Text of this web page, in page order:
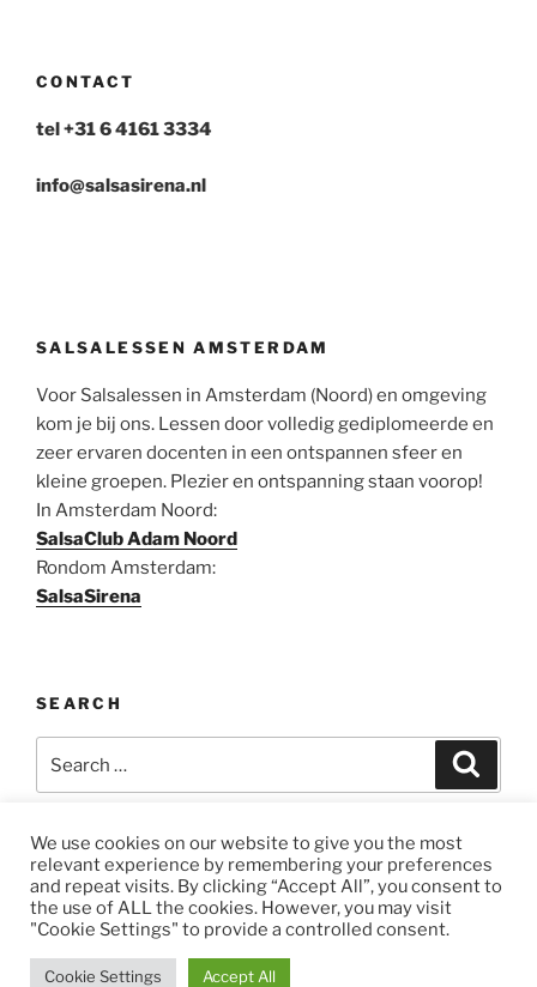
CONTACT
tel +31 6 4161 3334
info@salsasirena.nl
SALSALESSEN AMSTERDAM
Voor Salsalessen in Amsterdam (Noord) en omgeving
kom je bij ons. Lessen door volledig gediplomeerde en
zeer ervaren docenten in een ontspannen sfeer en
kleine groepen. Plezier en ontspanning staan voorop!
In Amsterdam Noord:
SalsaClub Adam Noord
Rondom Amsterdam:
SalsaSirena
SEARCH
for:
FacebookTwitter Email
Je Privacy Proudly powered by WordPress
We use cookies on our website to give you the most
relevant experience by remembering your preferences
and repeat visits. By clicking “Accept All”, you consent to
the use of ALL the cookies. However, you may visit
"Cookie Settings" to provide a controlled consent.
Cookie Settings Accept All